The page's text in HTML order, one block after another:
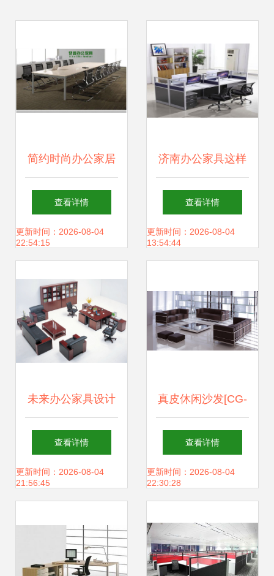
简约时尚办公家居
钢架会议桌的多功
能美学价值
查看详情
更新时间：2026-08-04
22:54:15
济南办公家具这样
摆放，公司发展更
长久；家用电器巧
心
查看详情
更新时间：2026-08-04
13:54:44
未来办公家具设计
流行趋势 重塑工作
与生活的平衡艺术
查看详情
更新时间：2026-08-04
21:56:45
真皮休闲沙发[CG-
Le-SF2]-休闲沙发-
办公沙发--深圳办
具|深圳东方华奥办
查看详情
更新时间：2026-08-04
22:30:28